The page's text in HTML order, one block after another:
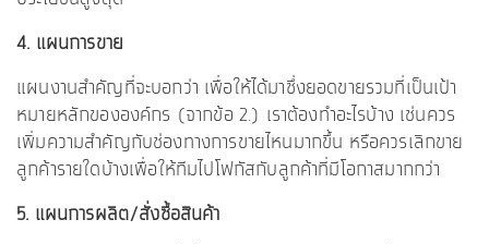
4. แผนการขาย
แผนงานสำคัญที่จะบอกว่า เพื่อให้ได้มาซึ่งยอดขายรวมที่เป็นเป้า
หมายหลักขององค์กร (จากข้อ 2.) เราต้องทำอะไรบ้าง เช่นควร
เพิ่มความสำคัญกับช่องทางการขายไหนมากขึ้น หรือควรเลิกขาย
ลูกค้ารายใดบ้างเพื่อให้ทีมไปโฟกัสกับลูกค้าที่มีโอกาสมากกว่า
5. แผนการผลิต/สั่งซื้อสินค้า